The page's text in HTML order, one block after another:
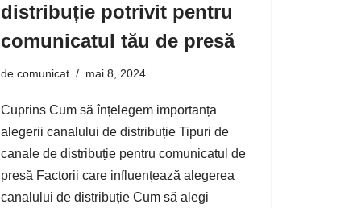
distribuție potrivit pentru
comunicatul tău de presă
de comunicat mai 8, 2024
Cuprins Cum să înțelegem importanța
alegerii canalului de distribuție Tipuri de
canale de distribuție pentru comunicatul de
presă Factorii care influențează alegerea
canalului de distribuție Cum să alegi